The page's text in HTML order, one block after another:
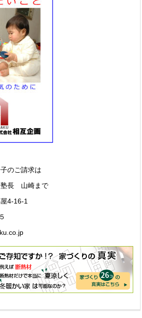
のご請求は
塾長 山崎まで
4-16-1